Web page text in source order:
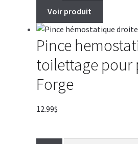
Voir produit
Pince
toilettage pour
Forge
12.99$